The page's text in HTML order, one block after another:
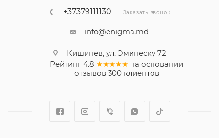
+37379111130 Заказать звонок
info@enigma.md
Кишинев, ул. Эминеску 72
Рейтинг 4.8 ★★★★★ на основании
отзывов 300клиентов